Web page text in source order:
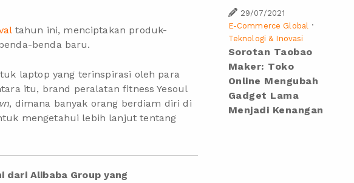
tahun ini, menciptakan produk-
benda baru.
laptop yang terinspirasi oleh para
itu, brand peralatan fitness Yesoul
, dimana banyak orang berdiam diri di
mengetahui lebih lanjut tentang
dari Alibaba Group yang
29/07/2021
E-Commerce Global
·
Teknologi & Inovasi
Sorotan Taobao
Maker: Toko
Online Mengubah
Gadget Lama
Menjadi Kenangan